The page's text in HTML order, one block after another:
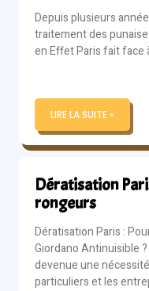
Depuis plusieurs
traitement des
en Effet Paris fait
LIRE LA SUITE »
Dératisation
rongeurs
Dératisation Paris :
Giordano Antinuisible
devenue une
particuliers et les